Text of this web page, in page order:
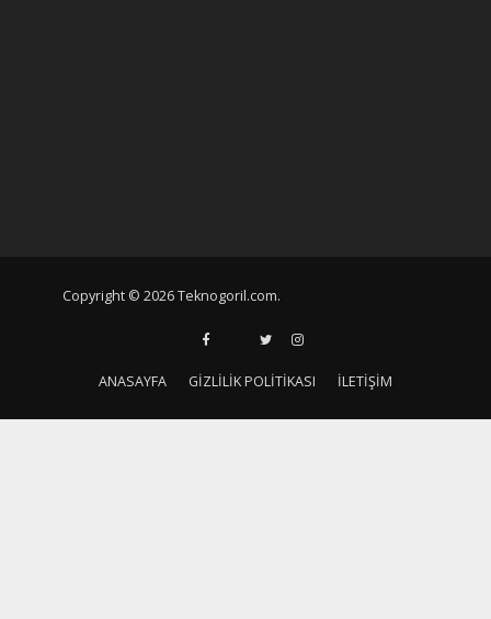
Copyright © 2026 Teknogoril.com.
ANASAYFA GIZLILIK POLITIKASI İLETIŞIM